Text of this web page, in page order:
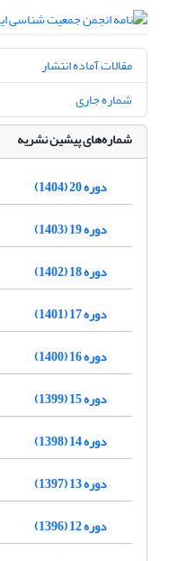
مقالات آماده انتشار
شماره جاری
شماره‌های پیشین نشریه
دوره 20 (1404)
دوره 19 (1403)
دوره 18 (1402)
دوره 17 (1401)
دوره 16 (1400)
دوره 15 (1399)
دوره 14 (1398)
دوره 13 (1397)
دوره 12 (1396)